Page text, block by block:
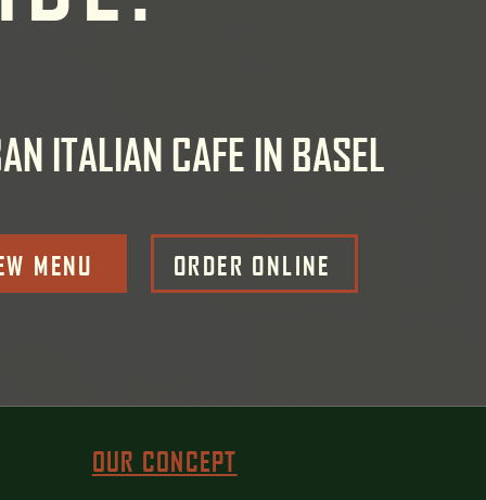
ITALIAN CAFE IN BASEL
MENU ORDER ONLINE
OUR CONCEPT